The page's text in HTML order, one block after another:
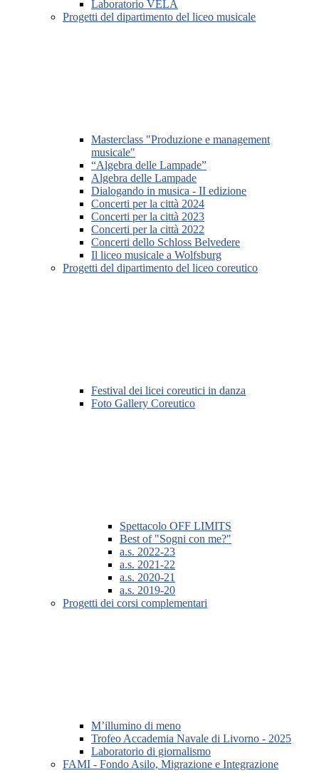
Laboratorio VELA
Progetti del dipartimento del liceo musicale
Masterclass "Produzione e management
musicale"
“Algebra delle Lampade”
Algebra delle Lampade
Dialogando in musica - II edizione
Concerti per la città 2024
Concerti per la città 2023
Concerti per la città 2022
Concerti dello Schloss Belvedere
Il liceo musicale a Wolfsburg
Progetti del dipartimento del liceo coreutico
Festival dei licei coreutici in danza
Foto Gallery Coreutico
Spettacolo OFF LIMITS
Best of "Sogni con me?"
a.s. 2022-23
a.s. 2021-22
a.s. 2020-21
a.s. 2019-20
Progetti dei corsi complementari
M’illumino di meno
Trofeo Accademia Navale di Livorno - 2025
Laboratorio di giornalismo
FAMI - Fondo Asilo, Migrazione e Integrazione